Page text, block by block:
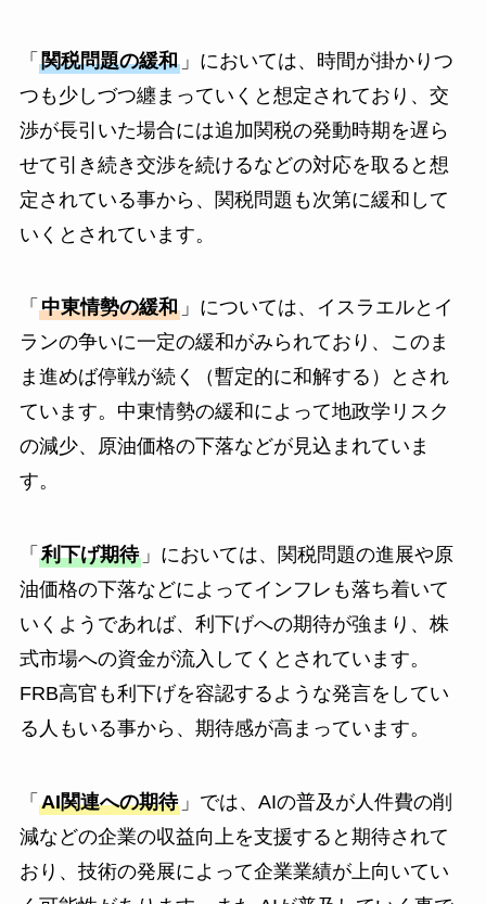
「 関税問題の緩和」においては、時間が掛かりつ
つも少しづつ纏まっていくと想定されており、交
渉が長引いた場合には追加関税の発動時期を遅ら
せて引き続き交渉を続けるなどの対応を取ると想
定されている事から、関税問題も次第に緩和して
いくとされています。
「 中東情勢の緩和」については、イスラエルとイ
ランの争いに一定の緩和がみられており、このま
ま進めば停戦が続く（暫定的に和解する）とされ
ています。中東情勢の緩和によって地政学リスク
の減少、原油価格の下落などが見込まれていま
す。
「 利下げ期待」においては、関税問題の進展や原
油価格の下落などによってインフレも落ち着いて
いくようであれば、利下げへの期待が強まり、株
式市場への資金が流入してくとされています。
FRB高官も利下げを容認するような発言をしてい
る人もいる事から、期待感が高まっています。
「 AI関連への期待」では、AIの普及が人件費の削
減などの企業の収益向上を支援すると期待されて
おり、技術の発展によって企業業績が上向いてい